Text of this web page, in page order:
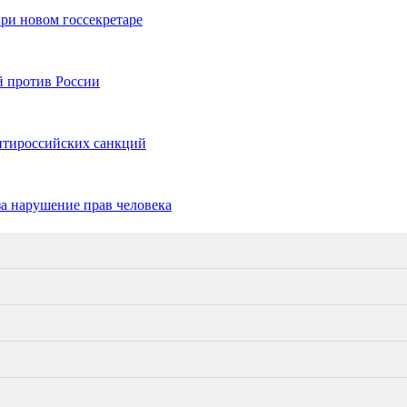
новом госсекретаре
против России
санкций
прав человека